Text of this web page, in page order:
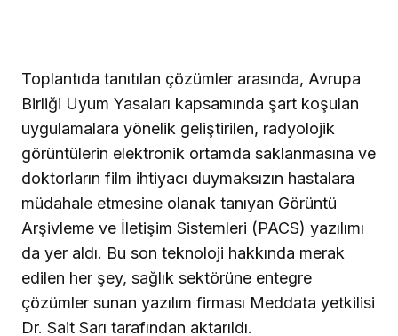
Toplantıda tanıtılan çözümler arasında, Avrupa
Birliği Uyum Yasaları kapsamında şart koşulan
uygulamalara yönelik geliştirilen, radyolojik
görüntülerin elektronik ortamda saklanmasına ve
doktorların film ihtiyacı duymaksızın hastalara
müdahale etmesine olanak tanıyan Görüntü
Arşivleme ve İletişim Sistemleri (PACS) yazılımı
da yer aldı. Bu son teknoloji hakkında merak
edilen her şey, sağlık sektörüne entegre
çözümler sunan yazılım firması Meddata yetkilisi
Dr. Sait Sarı tarafından aktarıldı.